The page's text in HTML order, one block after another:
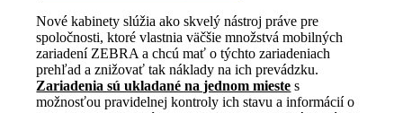
Nové kabinety slúžia ako skvelý nástroj práve pre
spoločnosti, ktoré vlastnia väčšie množstvá mobilných
zariadení ZEBRA a chcú mať o týchto zariadeniach
prehľad a znižovať tak náklady na ich prevádzku.
Zariadenia sú ukladané na jednom mieste s
možnosťou pravidelnej kontroly ich stavu a informácií o